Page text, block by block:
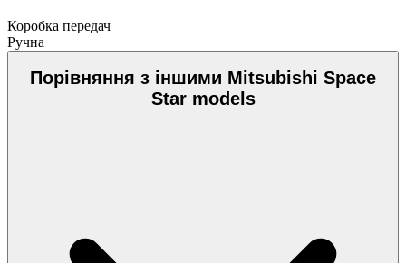
Коробка передач
Ручна
Порівняння з іншими Mitsubishi Space
Star models